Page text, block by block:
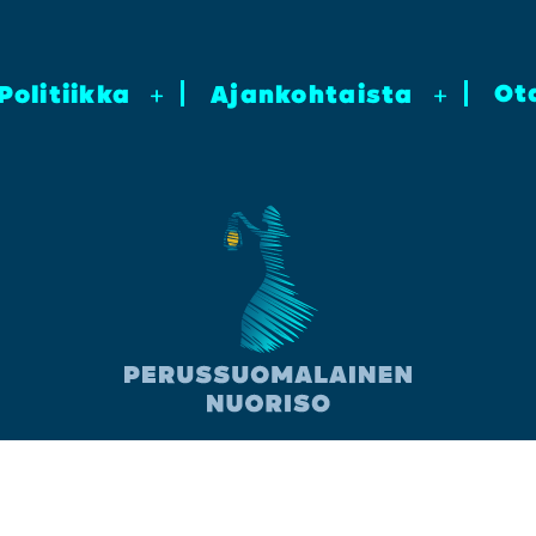
+ Ajan­koh­tais­ta +